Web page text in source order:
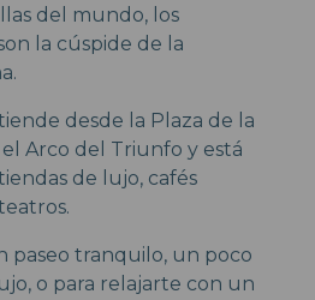
del mundo, los
la cúspide de la
desde la Plaza de la
Arco del Triunfo y está
de lujo, cafés
paseo tranquilo, un poco
o para relajarte con un